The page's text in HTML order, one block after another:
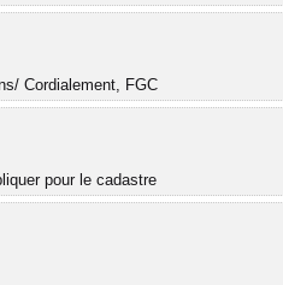
Cordialement, FGC
pour le cadastre